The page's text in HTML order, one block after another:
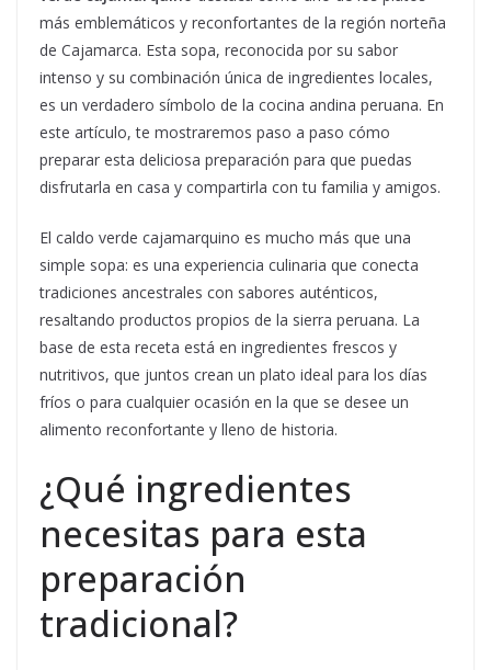
más emblemáticos y reconfortantes de la región norteña
de Cajamarca. Esta sopa, reconocida por su sabor
intenso y su combinación única de ingredientes locales,
es un verdadero símbolo de la cocina andina peruana. En
este artículo, te mostraremos paso a paso cómo
preparar esta deliciosa preparación para que puedas
disfrutarla en casa y compartirla con tu familia y amigos.
El caldo verde cajamarquino es mucho más que una
simple sopa: es una experiencia culinaria que conecta
tradiciones ancestrales con sabores auténticos,
resaltando productos propios de la sierra peruana. La
base de esta receta está en ingredientes frescos y
nutritivos, que juntos crean un plato ideal para los días
fríos o para cualquier ocasión en la que se desee un
alimento reconfortante y lleno de historia.
¿Qué ingredientes
necesitas para esta
preparación
tradicional?